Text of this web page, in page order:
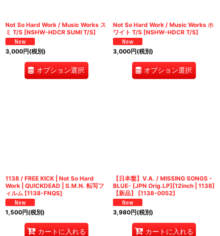
Not So Hard Work / Music Works ス
ミ T/S [NSHW-HDCR SUMI T/S]
3,000円(税別)
オプション選択
Not So Hard Work / Music Works ホ
ワイト T/S [NSHW-HDCR T/S]
3,000円(税別)
オプション選択
1138 / FREE KICK | Not So Hard
Work | QUICKDEAD | S.M.N. 転写フ
ィルム [1138-FNQS]
1,500円(税別)
カートに入れる
【日本盤】V.A. / MISSING SONGS -
BLUE- [JPN Orig.LP][12inch | 1138]
【新品】
[1138-0052]
3,980円(税別)
カートに入れる